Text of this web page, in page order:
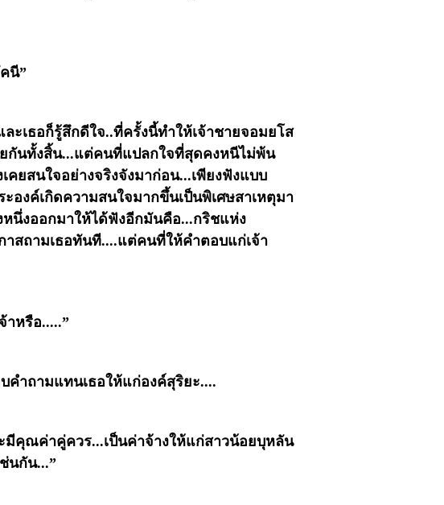
นี”
ธอก็รู้สึกดีใจ..ที่ครั้งนี้ทำให้เจ้าชายจอมยโส
ยกันทั้งสิ้น...แต่คนที่แปลกใจที่สุดคงหนีไม่พ้น
คยสนใจอย่างจริงจังมาก่อน...เพียงฟังแบบ
งค์เกิดความสนใจมากขึ้นเป็นพิเศษสาเหตุมา
หนึ่งออกมาให้ได้ฟังอีกมันคือ...กริชแห่ง
าสถามเธอทันที....แต่คนที่ให้คำตอบแก่เจ้า
าหรือ.....”
ำถามแทนเธอให้แก่องค์สุริยะ....
คุณค่าคู่ควร...เป็นค่าจ้างให้แก่สาวน้อยบุหลัน
นกัน...”